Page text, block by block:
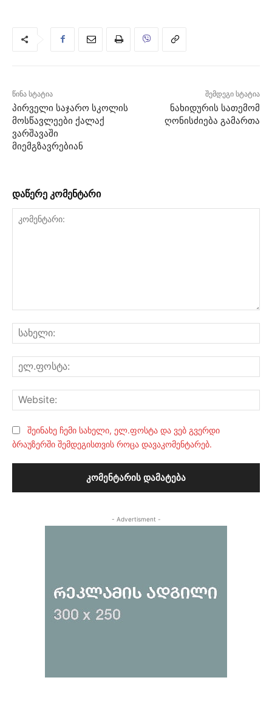
წინა სტატია
პირველი საჯარო სკოლის
მოსწავლეები ქალაქ
ვარშავაში
მიემგზავრებიან
შემდეგი სტატია
ნახიდურის სათემომ
ღონისძიება გამართა
დაწერე კომენტარი
შეინახე ჩემი სახელი, ელ.ფოსტა და ვებ გვერდი
ბრაუზერში შემდეგისთვის როცა დავაკომენტარებ.
- Advertisment -